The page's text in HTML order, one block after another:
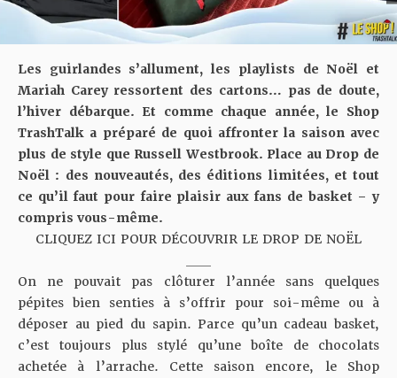
Les guirlandes s’allument, les playlists de Noël et
Mariah Carey ressortent des cartons… pas de doute,
l’hiver débarque. Et comme chaque année, le Shop
TrashTalk a préparé de quoi affronter la saison avec
plus de style que Russell Westbrook. Place au Drop de
Noël : des nouveautés, des éditions limitées, et tout
ce qu’il faut pour faire plaisir aux fans de basket – y
compris vous-même.
CLIQUEZ ICI POUR DÉCOUVRIR LE DROP DE NOËL
On ne pouvait pas clôturer l’année sans quelques
pépites bien senties à s’offrir pour soi-même ou à
déposer au pied du sapin. Parce qu’un cadeau basket,
c’est toujours plus stylé qu’une boîte de chocolats
achetée à l’arrache. Cette saison encore, le Shop